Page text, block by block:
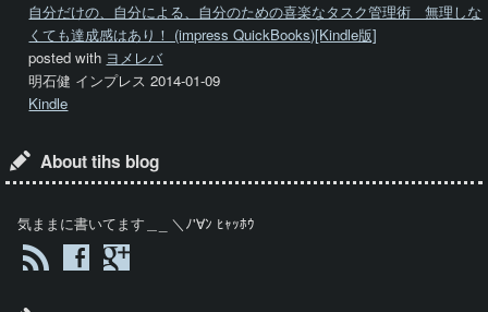
自分だけの、自分による、自分のための喜楽なタスク管理術 無理しな
くても達成感はあり！ (impress QuickBooks)[Kindle版]
posted with ヨメレバ
明石健 インプレス 2014-01-09
Kindle
About tihs blog
気ままに書いてます＿_ ＼ﾉ'∀ﾝ ﾋｬｯﾎｳ